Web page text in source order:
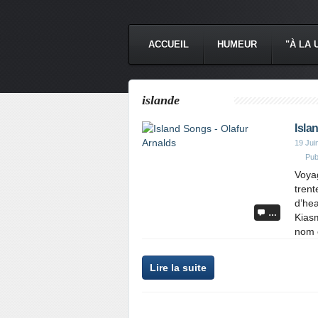
ACCUEIL HUMEUR "À LA
islande
…
19
nom
Lire la suite